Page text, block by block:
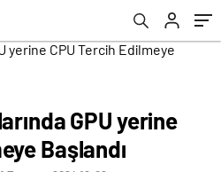
GPU yerine
Başlandı